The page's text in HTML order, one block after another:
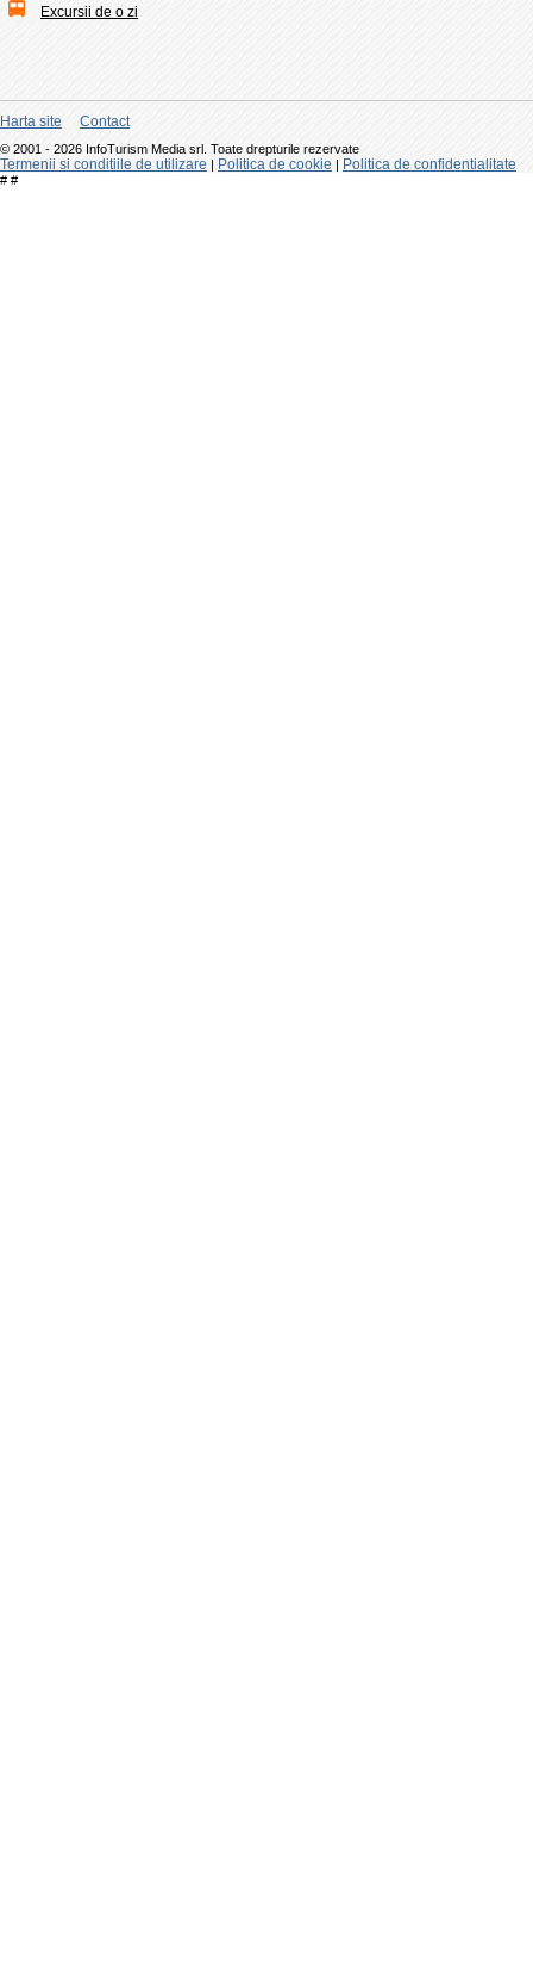
Excursii de o zi
Harta site Contact
© 2001 - 2026 InfoTurism Media srl. Toate drepturile rezervate
Termenii si conditiile de utilizare | Politica de cookie | Politica de confidentialitate
# #